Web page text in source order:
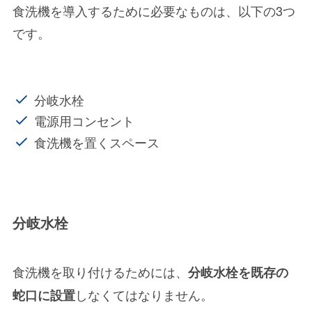
食洗機を導入するために必要なものは、以下の3つ
です。
分岐水栓
電源用コンセント
食洗機を置くスペース
分岐水栓
食洗機を取り付けるためには、 分岐水栓を既存の
蛇口に設置しなくてはなりません。